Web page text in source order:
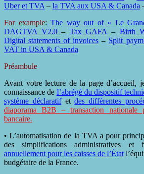
Uber et TVA – la TVA aux USA & Canada
For example:The way out of « Le
DAGTVA V2.0– Tax GAFA – Birth
Digital statements of invoices – Split
VAT in USA & Canada
Préambule
Avant votre lecture de la page d’accueil,
connaissance de l’abrégé du dispositif
système déclaratifetdes différentes
diaporama B2B – transaction nationale
bancaire.
• L’automatisation de la TVA a pour
des simplifications administratives et
annuellement pour les caisses de l’État
budgétaire de la France.